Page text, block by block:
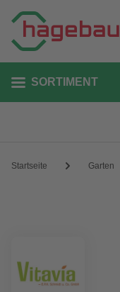
SORTIMENT
Startseite Garten